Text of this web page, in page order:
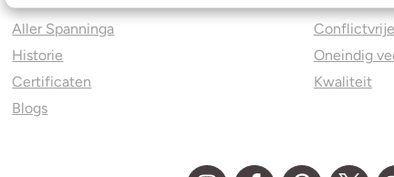
Aller Spanninga
Historie
Certificaten
Blogs
Oneindig
Kwaliteit